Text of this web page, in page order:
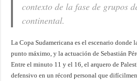
contexto de la fase de grupos
continental.
La Copa Sudamericana es el escenario donde
punto máximo, y la actuación de Sebastián
Entre el minuto 11 y el 16, el arquero de
defensivo en un récord personal que